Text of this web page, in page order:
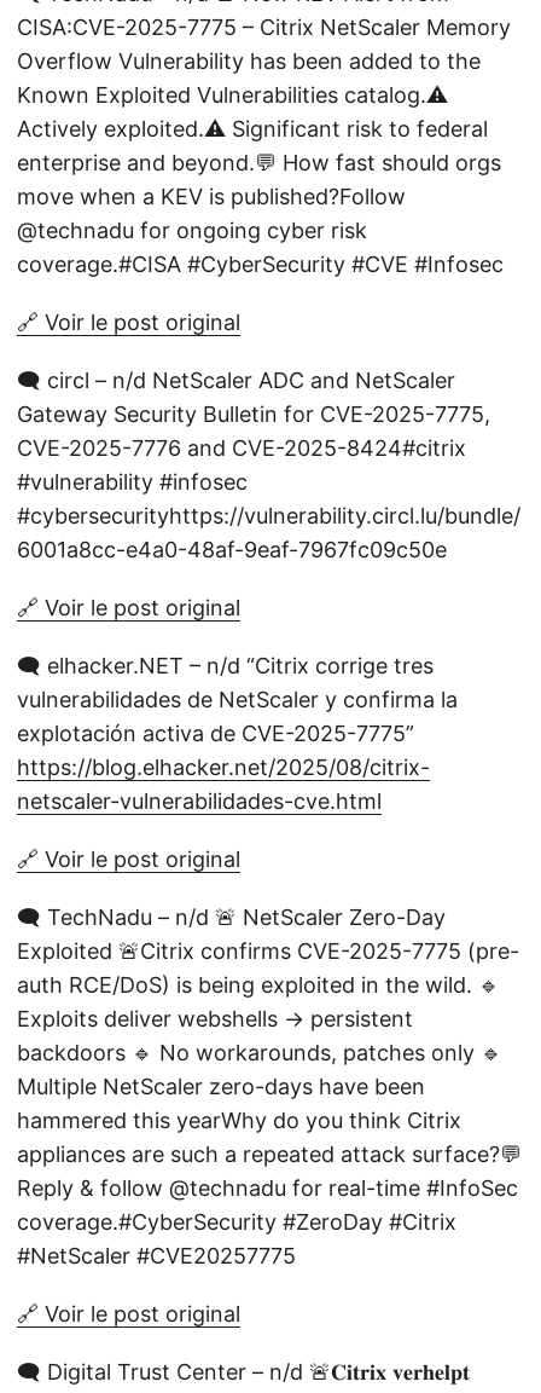
CISA:CVE-2025-7775 – Citrix NetScaler Memory
Overflow Vulnerability has been added to the
Known Exploited Vulnerabilities catalog.⚠️
Actively exploited.⚠️ Significant risk to federal
enterprise and beyond.💬 How fast should orgs
move when a KEV is published?Follow
@technadu for ongoing cyber risk
coverage.#CISA #CyberSecurity #CVE #Infosec
🔗 Voir le post original
🗨️ circl – n/d NetScaler ADC and NetScaler
Gateway Security Bulletin for CVE-2025-7775,
CVE-2025-7776 and CVE-2025-8424#citrix
#vulnerability #infosec
#cybersecurityhttps://vulnerability.circl.lu/bundle/
6001a8cc-e4a0-48af-9eaf-7967fc09c50e
🔗 Voir le post original
🗨️ elhacker.NET – n/d “Citrix corrige tres
vulnerabilidades de NetScaler y confirma la
explotación activa de CVE-2025-7775”
https://blog.elhacker.net/2025/08/citrix-
netscaler-vulnerabilidades-cve.html
🔗 Voir le post original
🗨️ TechNadu – n/d 🚨 NetScaler Zero-Day
Exploited 🚨Citrix confirms CVE-2025-7775 (pre-
auth RCE/DoS) is being exploited in the wild. 🔹
Exploits deliver webshells → persistent
backdoors 🔹 No workarounds, patches only 🔹
Multiple NetScaler zero-days have been
hammered this yearWhy do you think Citrix
appliances are such a repeated attack surface?💬
Reply & follow @technadu for real-time #InfoSec
coverage.#CyberSecurity #ZeroDay #Citrix
#NetScaler #CVE20257775
🔗 Voir le post original
🗨️ Digital Trust Center – n/d 🚨𝐂𝐢𝐭𝐫𝐢𝐱 𝐯𝐞𝐫𝐡𝐞𝐥𝐩𝐭